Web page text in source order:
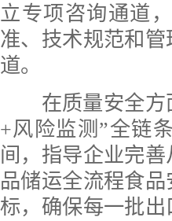
立专项咨询通道
准、技术规范和
道。
在质量安全方
+风险监测”全链
间，指导企业完
品储运全流程食
标，确保每一批